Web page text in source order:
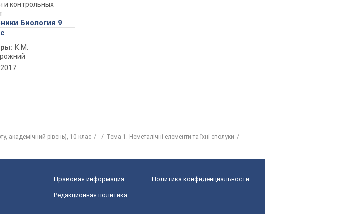
и контрольных
Биология 9
К.М.
2017
академічний рівень), 10 клас
Тема 1. Неметалічні елементи та їхні сполуки
Правовая информация Политика конфиденциальности
Редакционная политика